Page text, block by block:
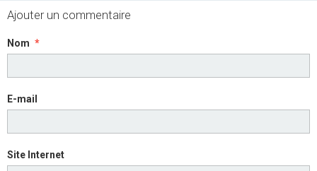
Ajouter un commentaire
Nom
E-mail
Site Internet